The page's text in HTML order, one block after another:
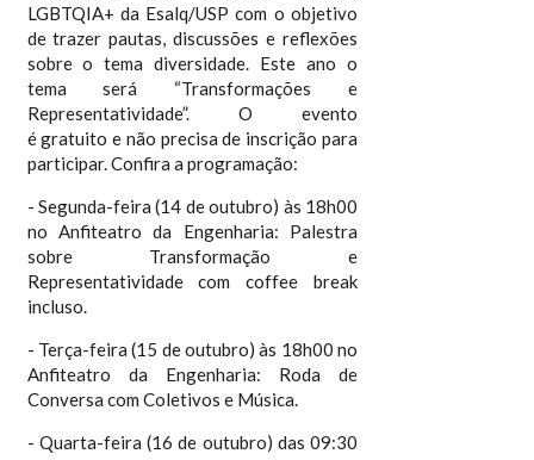
LGBTQIA+ da Esalq/USP com o objetivo
de trazer pautas, discussões e reflexões
sobre o tema diversidade. Este ano o
tema será “Transformações e
Representatividade”. O evento
é gratuito e não precisa de inscrição para
participar. Confira a programação:
- Segunda-feira (14 de outubro) às 18h00
no Anfiteatro da Engenharia: Palestra
sobre Transformação e
Representatividade com coffee break
incluso.
- Terça-feira (15 de outubro) às 18h00 no
Anfiteatro da Engenharia: Roda de
Conversa com Coletivos e Música.
- Quarta-feira (16 de outubro) das 09:30